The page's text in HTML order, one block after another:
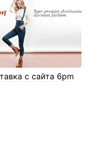
с сайта 6pm